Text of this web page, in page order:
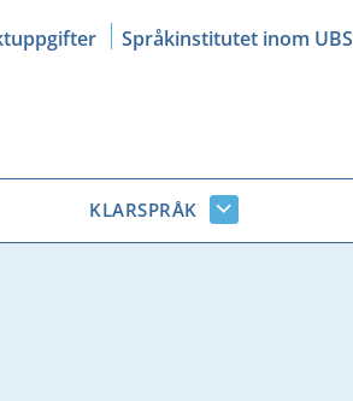
Språkinstitutet inom UBS
KLARSPRÅK
Klarspråk
undersidor